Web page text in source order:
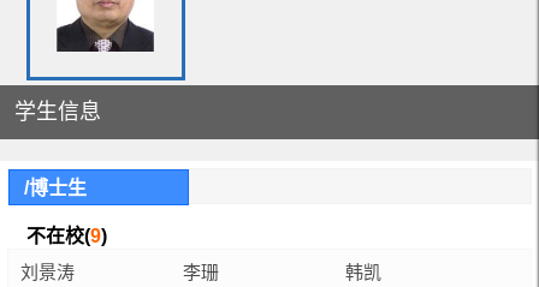
学生信息
/博士生
不在校(9)
刘景涛
李珊
韩凯